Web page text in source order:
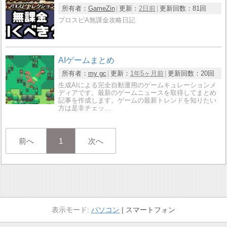
所有者： GameZin 更新： 2日前 更新回数： 81回
プロスピA無課金攻略日記
AIゲームまとめ
所有者： my gc 更新： 1年5ヶ月前 更新回数： 20回
生成AIによる完全自動運用のゲームキュレーションメ
ディアです。最新のゲームニュースを取得してまとめ
記事を作成します。ゲームの最新トレンドを知りたい
方は是非チェッ…
前へ 1 次へ
パソコン スマートフォン